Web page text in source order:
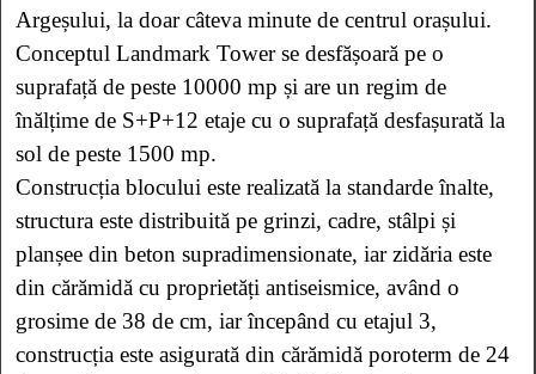
Argeșului, la doar câteva minute de centrul orașului.
Conceptul Landmark Tower se desfășoară pe o
suprafață de peste 10000 mp și are un regim de
înălțime de S+P+12 etaje cu o suprafață desfașurată la
sol de peste 1500 mp.
Construcția blocului este realizată la standarde înalte,
structura este distribuită pe grinzi, cadre, stâlpi și
planșee din beton supradimensionate, iar zidăria este
din cărămidă cu proprietăți antiseismice, având o
grosime de 38 de cm, iar începând cu etajul 3,
construcția este asigurată din cărămidă poroterm de 24